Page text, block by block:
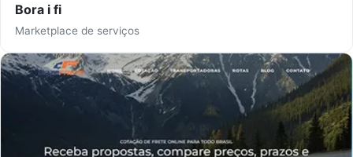
Bora i fi
Marketplace de serviços